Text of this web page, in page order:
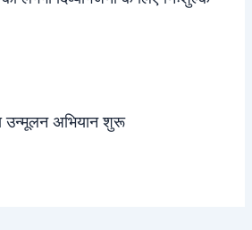
उन्मूलन अभियान शुरू